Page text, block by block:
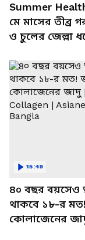
Summer
মে মাসের তীব্র
ও চুলের জেল্লা
৪০ বছর বয়সেও
থাকবে ১৮-র
কোলাজেনের
15:49